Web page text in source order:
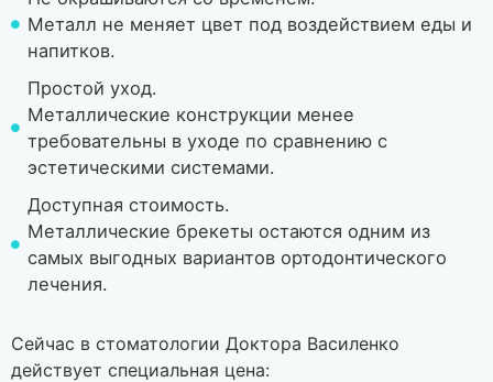
Металл не меняет цвет под воздействием еды и
напитков.
Простой уход.
Металлические конструкции менее
требовательны в уходе по сравнению с
эстетическими системами.
Доступная стоимость.
Металлические брекеты остаются одним из
самых выгодных вариантов ортодонтического
лечения.
Сейчас в стоматологии Доктора Василенко
действует специальная цена: